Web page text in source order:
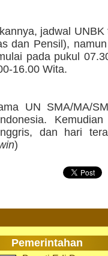
jadwal
dan Pensil),
pada pukul
16.00 Wita.
UN SMA/MA/
dan hari
)
Pemerintahan